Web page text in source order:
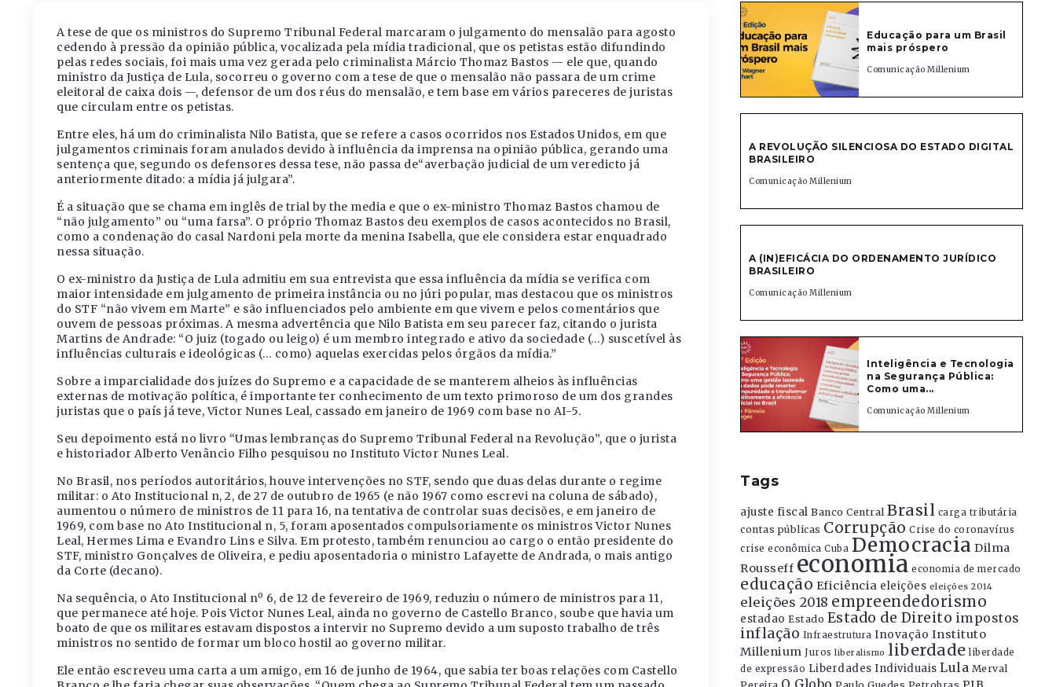
A tese de que os ministros do Supremo Tribunal Federal marcaram o julgamento do mensalão para agosto
cedendo à pressão da opinião pública, vocalizada pela mídia tradicional, que os petistas estão difundindo
pelas redes sociais, foi mais uma vez gerada pelo criminalista Márcio Thomaz Bastos — ele que, quando
ministro da Justiça de Lula, socorreu o governo com a tese de que o mensalão não passara de um crime
eleitoral de caixa dois —, defensor de um dos réus do mensalão, e tem base em vários pareceres de juristas
que circulam entre os petistas.
Entre eles, há um do criminalista Nilo Batista, que se refere a casos ocorridos nos Estados Unidos, em que
julgamentos criminais foram anulados devido à influência da imprensa na opinião pública, gerando uma
sentença que, segundo os defensores dessa tese, não passa de“averbação judicial de um veredicto já
anteriormente ditado: a mídia já julgara”.
É a situação que se chama em inglês de trial by the media e que o ex-ministro Thomaz Bastos chamou de
“não julgamento” ou “uma farsa”. O próprio Thomaz Bastos deu exemplos de casos acontecidos no Brasil,
como a condenação do casal Nardoni pela morte da menina Isabella, que ele considera estar enquadrado
nessa situação.
O ex-ministro da Justiça de Lula admitiu em sua entrevista que essa influência da mídia se verifica com
maior intensidade em julgamento de primeira instância ou no júri popular, mas destacou que os ministros
do STF “não vivem em Marte” e são influenciados pelo ambiente em que vivem e pelos comentários que
ouvem de pessoas próximas. A mesma advertência que Nilo Batista em seu parecer faz, citando o jurista
Martins de Andrade: “O juiz (togado ou leigo) é um membro integrado e ativo da sociedade (…) suscetível às
influências culturais e ideológicas (… como) aquelas exercidas pelos órgãos da mídia.”
Sobre a imparcialidade dos juízes do Supremo e a capacidade de se manterem alheios às influências
externas de motivação política, é importante ter conhecimento de um texto primoroso de um dos grandes
juristas que o país já teve, Victor Nunes Leal, cassado em janeiro de 1969 com base no AI-5.
Seu depoimento está no livro “Umas lembranças do Supremo Tribunal Federal na Revolução”, que o jurista
e historiador Alberto Venâncio Filho pesquisou no Instituto Victor Nunes Leal.
No Brasil, nos períodos autoritários, houve intervenções no STF, sendo que duas delas durante o regime
militar: o Ato Institucional n, 2, de 27 de outubro de 1965 (e não 1967 como escrevi na coluna de sábado),
aumentou o número de ministros de 11 para 16, na tentativa de controlar suas decisões, e em janeiro de
1969, com base no Ato Institucional n, 5, foram aposentados compulsoriamente os ministros Victor Nunes
Leal, Hermes Lima e Evandro Lins e Silva. Em protesto, também renunciou ao cargo o então presidente do
STF, ministro Gonçalves de Oliveira, e pediu aposentadoria o ministro Lafayette de Andrada, o mais antigo
da Corte (decano).
Na sequência, o Ato Institucional nº 6, de 12 de fevereiro de 1969, reduziu o número de ministros para 11,
que permanece até hoje. Pois Victor Nunes Leal, ainda no governo de Castello Branco, soube que havia um
boato de que os militares estavam dispostos a intervir no Supremo devido a um suposto trabalho de três
ministros no sentido de formar um bloco hostil ao governo militar.
Ele então escreveu uma carta a um amigo, em 16 de junho de 1964, que sabia ter boas relações com Castello
Educação para um Brasil
mais próspero
Comunicação Millenium
A REVOLUÇÃO SILENCIOSA DO ESTADO DIGITAL
BRASILEIRO
Comunicação Millenium
A (IN)EFICÁCIA DO ORDENAMENTO JURÍDICO
BRASILEIRO
Comunicação Millenium
Inteligência e Tecnologia
na Segurança Pública:
Como uma...
Comunicação Millenium
Tags
ajuste fiscal Banco Central Brasil carga tributária
contas públicas Corrupção Crise do coronavírus
crise econômica Cuba Democracia Dilma
Rousseff economia economia de mercado
educação Eficiência eleições eleições 2014
eleições 2018 empreendedorismo
estadao Estado Estado de Direito impostos
inflação Infraestrutura Inovação Instituto
Millenium Juros liberalismo liberdade liberdade
de expressão Liberdades Individuais Lula Merval
O Globo